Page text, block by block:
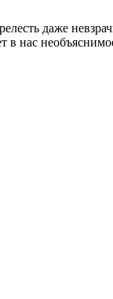
даже
в нас